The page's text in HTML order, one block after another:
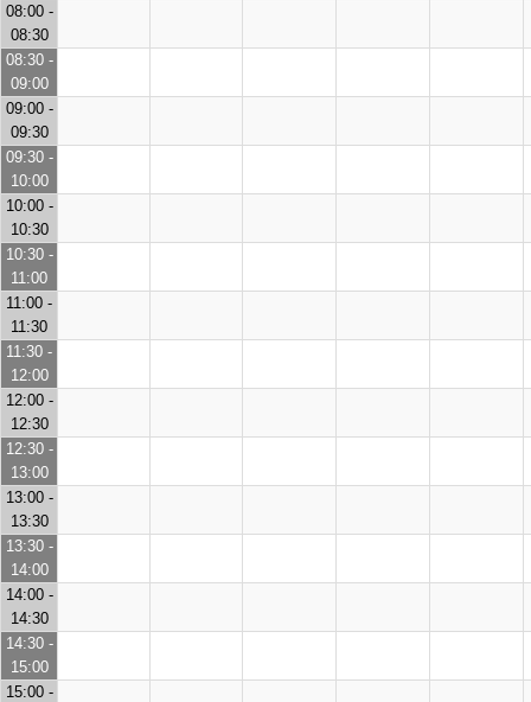
08:00 -
08:30
08:30 -
09:00
09:00 -
09:30
09:30 -
10:00
10:00 -
10:30
10:30 -
11:00
11:00 -
11:30
11:30 -
12:00
12:00 -
12:30
12:30 -
13:00
13:00 -
13:30
13:30 -
14:00
14:00 -
14:30
14:30 -
15:00
15:00 -